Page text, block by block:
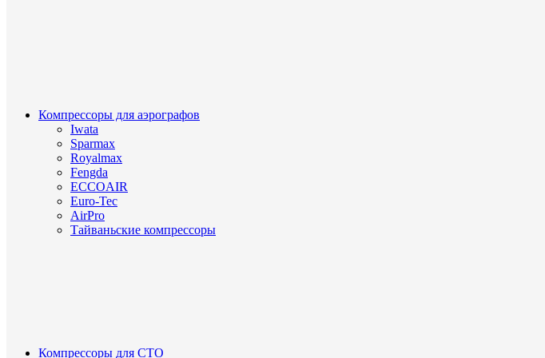
Компрессоры для аэрографов
Iwata
Sparmax
Royalmax
Fengda
ECCOAIR
Euro-Tec
AirPro
Тайваньские компрессоры
Компрессоры для СТО